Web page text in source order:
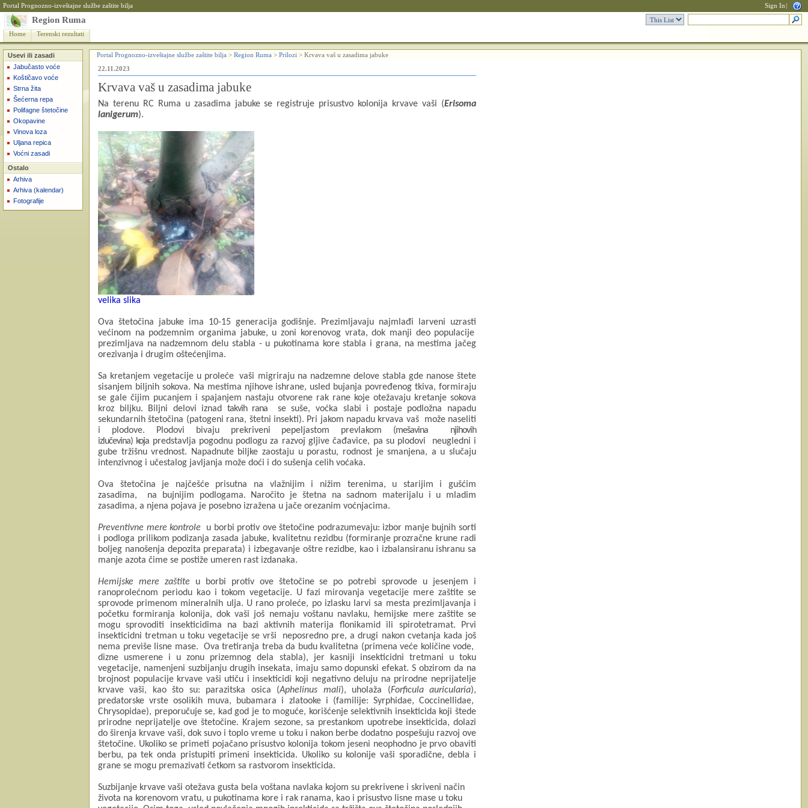
Portal Prognozno-izveštajne službe zaštite bilja Sign In
Region Ruma
Home Terenski rezultati
Usevi ili zasadi
Jabučasto voće
Koštičavo voće
Strna žita
Šećerna repa
Polifagne štetočine
Okopavine
Vinova loza
Uljana repica
Voćni zasadi
Ostalo
Arhiva
Arhiva (kalendar)
Fotografije
Portal Prognozno-izveštajne službe zaštite bilja > Region Ruma > Prilozi > Krvava vaš u zasadima jabuke
22.11.2023
Krvava vaš u zasadima jabuke
Na terenu RC Ruma u zasadima jabuke se registruje prisustvo kolonija krvave vaši (Erisoma
lanigerum).
velika slika
Ova štetočina jabuke ima 10-15 generacija godišnje. Prezimljavaju najmlađi larveni uzrasti
većinom na podzemnim organima jabuke, u zoni korenovog vrata, dok manji deo populacije
prezimljava na nadzemnom delu stabla - u pukotinama kore stabla i grana, na mestima jačeg
orezivanja i drugim oštećenjima.
Sa kretanjem vegetacije u proleće vaši migriraju na nadzemne delove stabla gde nanose štete
sisanjem biljnih sokova. Na mestima njihove ishrane, usled bujanja povređenog tkiva,formiraju
se gale čijim pucanjem i spajanjem nastaju otvorene rak rane koje otežavaju kretanje sokova
kroz biljku. Biljni delovi iznad takvih ranase suše,voćka slabi i postaje podložna napadu
sekundarnih štetočina (patogeni rana, štetni insekti). Pri jakom napadu krvava vaš može naseliti
i plodove. Plodovi bivaju prekriveni pepeljastom prevlakom (mešavina
njihovih
izlučevina) koja predstavlja pogodnu podlogu za razvoj gljive čađavice, pa su plodovi
neugledni i
gube tržišnu vrednost.
Napadnute biljke zaostaju u porastu, rodnost je smanjena, a u slučaju
intenzivnog i učestalog javljanja može doći i do sušenja celih voćaka.
Ova štetočina je najčešće prisutna na vlažnijim i nižim terenima, u starijim i gušćim
zasadima, na bujnijim podlogama. Naročito je štetna na sadnom materijalu i u mladim
zasadima, a njena pojava je posebno izražena u jače orezanim voćnjacima.
Preventivne mere kontrole u borbi protiv ove štetočine podrazumevaju: izbor manje bujnih sorti
i podloga prilikom podizanja zasada jabuke, kvalitetnu rezidbu (formiranje prozračne krune radi
boljeg nanošenja depozita preparata) i izbegavanje oštre rezidbe, kao i izbalansiranu ishranu sa
manje azota čime se postiže umeren rast izdanaka.
Hemijske mere zaštite u borbi protiv ove štetočine se po potrebi sprovode u
jesenjem i
ranoprolećnom periodu kao i tokom vegetacije. U fazi mirovanja vegetacije mere zaštite se
sprovode primenom mineralnih ulja. U rano proleće, po izlasku larvi sa mesta prezimljavanja i
početku formiranja kolonija, dok vaši još nemaju voštanu navlaku, hemijske mere zaštite se
mogu sprovoditi insekticidima na bazi aktivnih materija flonikamid ili spirotetramat. Prvi
insekticidni tretman u toku vegetacije se vrši neposredno pre, a drugi nakon cvetanja kada još
nema previše lisne mase.
Ova tretiranja treba da budu kvalitetna (primena veće količine vode,
dizne usmerene i u zonu prizemnog dela stabla), jer kasniji insekticidni tretmani u toku
vegetacije, namenjeni suzbijanju drugih insekata, imaju samo dopunski efekat. S obzirom da na
brojnost populacije krvave vaši utiču i insekticidi koji negativno deluju na prirodne neprijatelje
krvave vaši, kao što su: parazitska osica (Aphelinus mali), uholaža (Forficula auricularia),
predatorske vrste osolikih muva, bubamara i zlatooke i (familije: Syrphidae, Coccinellidae,
Chrysopidae), preporučuje se, kad god je to moguće, korišćenje selektivnih insekticida koji štede
prirodne neprijatelje ove štetočine. Krajem sezone,sa prestankom upotrebe insekticida, dolazi
do širenja krvave vaši, dok suvo i toplo vreme u toku i nakon berbe dodatno pospešuju razvojove
štetočine. Ukoliko se primeti pojačano prisustvo kolonija tokom jeseni neophodno je prvo obaviti
berbu, pa tek onda pristupiti primeni insekticida. Ukoliko su kolonije vaši sporadične, debla i
grane se mogu premazivati četkom sa rastvorom insekticida.
Suzbijanje krvave vaši otežava gusta bela voštana navlaka kojom su prekrivene i skriveni način
života na korenovom vratu, u pukotinama kore i rak ranama, kao i prisustvo lisne mase u toku